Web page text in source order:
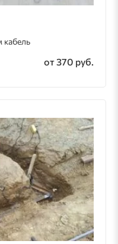
кабель
от 370 руб.